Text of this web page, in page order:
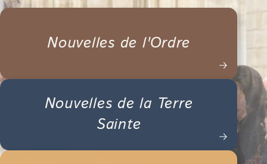
Nouvelles de l'Ordre
Nouvelles de la Terre
Sainte